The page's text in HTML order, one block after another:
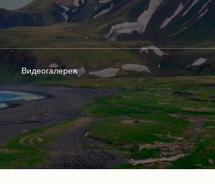
Видеогалерея